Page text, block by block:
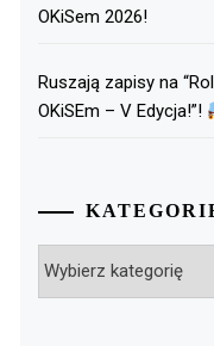
OKiSem 2026!
Ruszają zapisy na
OKiSEm – V Edycja!”!